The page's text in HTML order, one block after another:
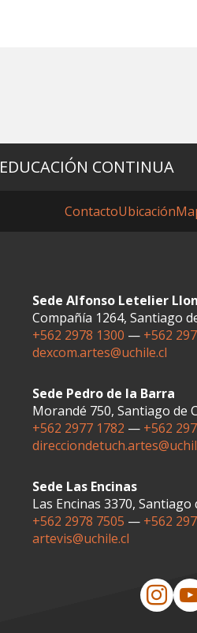
EDUCACIÓN CONTINUA
ContactoUbicación
Sede Alfonso Letelier
Compañía 1264, Santiago
+562 2978 1300 — +562
dexcom.artes@uchile.cl
Sede Pedro de la Barra
Morandé 750, Santiago de
+562 2977 1782 — +562
Sede Las Encinas
Las Encinas 3370, Santiago
+562 2978 7505 — +562
artevis@uchile.cl